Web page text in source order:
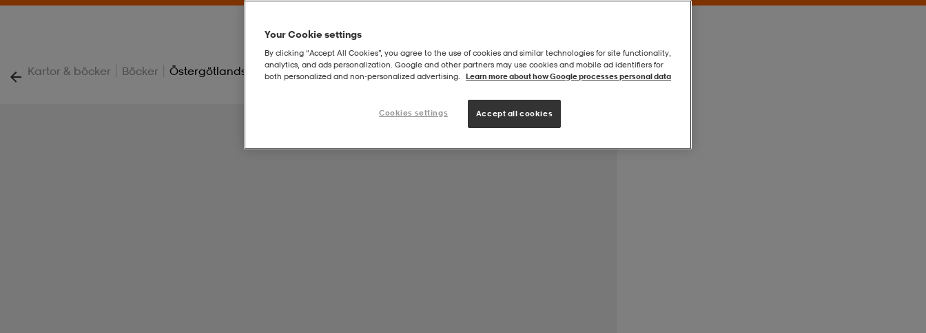
Kartor & böcker | Böcker | Östergötlands Bästa Skridskovatten
Your Cookie settings
By clicking “Accept All Cookies”, you agree to the use of cookies and similar technologies for site functionality,
analytics, and ads personalization. Google and other partners may use cookies and mobile ad identifiers for
both personalized and non‑personalized advertising.
Learn more about how Google processes personal data
Cookies settings Accept all cookies